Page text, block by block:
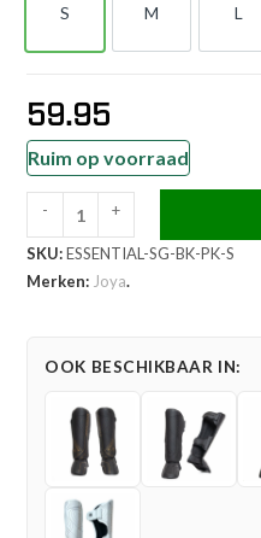
S
S
M
M
L
L
59.95
Ruim op voorraad
Essential
Scheenbeschermers
aantal
- +
SKU:ESSENTIAL-SG-BK-PK-S
Merken: Joya.
OOK BESCHIKBAAR IN: